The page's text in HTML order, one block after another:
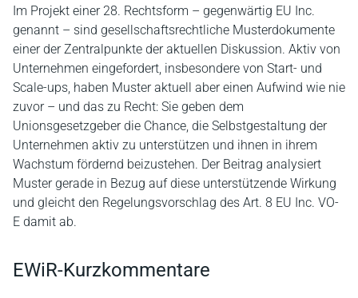
Im Projekt einer 28. Rechtsform – gegenwärtig EU Inc.
genannt – sind gesellschaftsrechtliche Musterdokumente
einer der Zentralpunkte der aktuellen Diskussion. Aktiv von
Unternehmen eingefordert, insbesondere von Start- und
Scale-ups, haben Muster aktuell aber einen Aufwind wie nie
zuvor – und das zu Recht: Sie geben dem
Unionsgesetzgeber die Chance, die Selbstgestaltung der
Unternehmen aktiv zu unterstützen und ihnen in ihrem
Wachstum fördernd beizustehen. Der Beitrag analysiert
Muster gerade in Bezug auf diese unterstützende Wirkung
und gleicht den Regelungsvorschlag des Art. 8 EU Inc. VO-
E damit ab.
EWiR-Kurzkommentare